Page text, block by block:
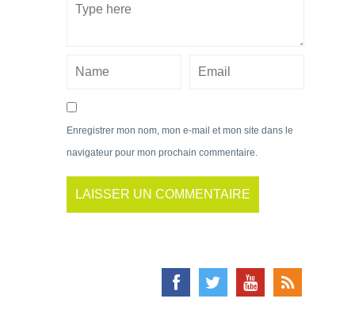
Enregistrer mon nom, mon e-mail et mon site dans le
navigateur pour mon prochain commentaire.